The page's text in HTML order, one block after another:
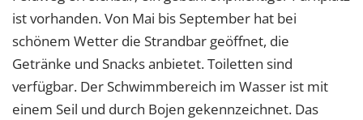
ist vorhanden. Von Mai bis September hat bei
schönem Wetter die Strandbar geöffnet, die
Getränke und Snacks anbietet. Toiletten sind
verfügbar. Der Schwimmbereich im Wasser ist mit
einem Seil und durch Bojen gekennzeichnet. Das